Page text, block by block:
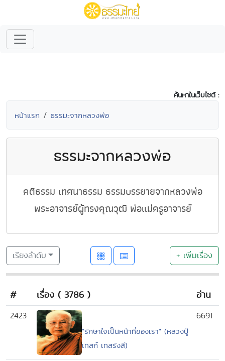
ค้นหาในเว็บไซต์ :
หน้าแรก ธรรมะจากหลวงพ่อ
ธรรมะจากหลวงพ่อ
คติธรรม เทศนาธรรม ธรรมบรรยายจากหลวงพ่อ
พระอาจารย์ผู้ทรงคุณวุฒิ พ่อแม่ครูอาจารย์
เรียงลำดับ + เพิ่มเรื่อง
# เรื่อง ( 3786 ) อ่าน
2423
"รักษาใจเป็นหน้าที่ของเรา" (หลวงปู่
เทสก์ เทสรังสี)
6691